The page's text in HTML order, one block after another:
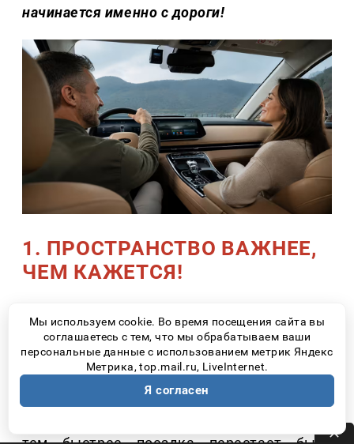
начинается именно с дороги!
1. ПРОСТРАНСТВО ВАЖНЕЕ,
ЧЕМ КАЖЕТСЯ!
немного. Но затем появляются чемоданы,
рюкзаки, детская коляска, походный
инвентарь, пледы, игрушки, а иногда еще и
велосипед или сапборд. Чем больше
Мы используем cookie. Во время посещения сайта вы
соглашаетесь с тем, что мы обрабатываем ваши
персональные данные с использованием метрик Яндекс
Метрика, top.mail.ru, LiveInternet.
Я согласен